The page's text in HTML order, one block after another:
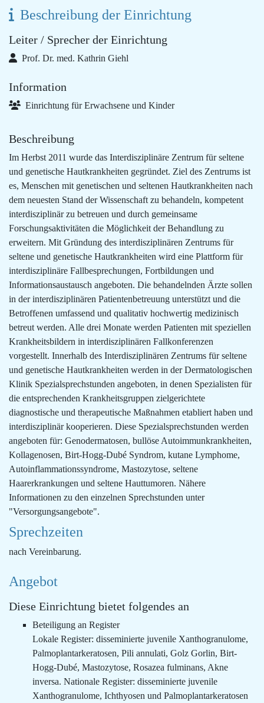
Beschreibung der Einrichtung
Leiter / Sprecher der Einrichtung
Prof. Dr. med. Kathrin Giehl
Information
Einrichtung für Erwachsene und Kinder
Beschreibung
Im Herbst 2011 wurde das Interdisziplinäre Zentrum für seltene
und genetische Hautkrankheiten gegründet. Ziel des Zentrums ist
es, Menschen mit genetischen und seltenen Hautkrankheiten nach
dem neuesten Stand der Wissenschaft zu behandeln, kompetent
interdisziplinär zu betreuen und durch gemeinsame
Forschungsaktivitäten die Möglichkeit der Behandlung zu
erweitern. Mit Gründung des interdisziplinären Zentrums für
seltene und genetische Hautkrankheiten wird eine Plattform für
interdisziplinäre Fallbesprechungen, Fortbildungen und
Informationsaustausch angeboten. Die behandelnden Ärzte sollen
in der interdisziplinären Patientenbetreuung unterstützt und die
Betroffenen umfassend und qualitativ hochwertig medizinisch
betreut werden. Alle drei Monate werden Patienten mit speziellen
Krankheitsbildern in interdisziplinären Fallkonferenzen
vorgestellt. Innerhalb des Interdisziplinären Zentrums für seltene
und genetische Hautkrankheiten werden in der Dermatologischen
Klinik Spezialsprechstunden angeboten, in denen Spezialisten für
die entsprechenden Krankheitsgruppen zielgerichtete
diagnostische und therapeutische Maßnahmen etabliert haben und
interdisziplinär kooperieren. Diese Spezialsprechstunden werden
angeboten für: Genodermatosen, bullöse Autoimmunkrankheiten,
Kollagenosen, Birt-Hogg-Dubé Syndrom, kutane Lymphome,
Autoinflammationssyndrome, Mastozytose, seltene
Haarerkrankungen und seltene Hauttumoren. Nähere
Informationen zu den einzelnen Sprechstunden unter
"Versorgungsangebote".
Sprechzeiten
nach Vereinbarung.
Angebot
Diese Einrichtung bietet folgendes an
Beteiligung an Register
Lokale Register: disseminierte juvenile Xanthogranulome,
Palmoplantarkeratosen, Pili annulati, Golz Gorlin, Birt-
Hogg-Dubé, Mastozytose, Rosazea fulminans, Akne
inversa. Nationale Register: disseminierte juvenile
Xanthogranulome, Ichthyosen und Palmoplantarkeratosen